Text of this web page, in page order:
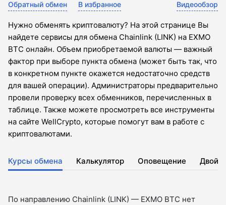
Обратный обмен В избранное Видеообзор
Нужно обменять криптовалюту? На этой странице Вы
найдете сервисы для обмена Chainlink (LINK) на EXMO
BTC онлайн. Объем приобретаемой валюты — важный
фактор при выборе пункта обмена (может быть так, что
в конкретном пункте окажется недостаточно средств
для вашей операции). Администраторы предварительно
провели проверку всех обменников, перечисленных в
таблице. Также можете просмотреть все инструменты
на сайте WellCrypto, которые помогут вам в работе с
криптовалютами.
Курсы обмена Калькулятор Оповещение
По направлению Chainlink (LINK) — EXMO BTC нет